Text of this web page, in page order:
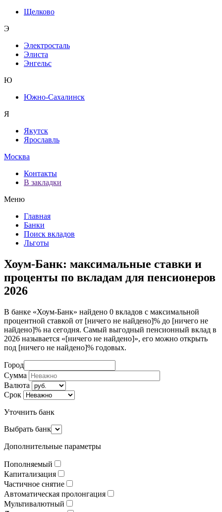
Щелково
Э
Электросталь
Элиста
Энгельс
Ю
Южно-Сахалинск
Я
Якутск
Ярославль
Москва
Контакты
В закладки
Меню
Главная
Банки
Поиск вкладов
Льготы
Хоум-Банк: максимальные ставки и
проценты по вкладам для пенсионеров
2026
В банке «Хоум-Банк» найдено 0 вкладов с максимальной
процентной ставкой от [ничего не найдено]% до [ничего не
найдено]% на сегодня. Самый выгодный пенсионный вклад в
2026 называется «[ничего не найдено]», его можно открыть
под [ничего не найдено]% годовых.
Город
Сумма
Валюта
Срок
Уточнить банк
Выбрать банк
Дополнительные параметры
Пополняемый
Капитализация
Частичное снятие
Автоматическая пролонгация
Мультивалютный